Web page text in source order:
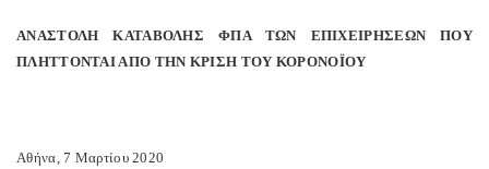
ΑΝΑΣΤΟΛΗ ΚΑΤΑΒΟΛΗΣ ΦΠΑ ΤΩΝ ΕΠΙΧΕΙΡΗΣΕΩΝ ΠΟΥ
ΠΛΗΤΤΟΝΤΑΙ ΑΠΟ ΤΗΝ ΚΡΙΣΗ ΤΟΥ ΚΟΡΟΝΟΪΟΥ
Αθήνα, 7 Μαρτίου 2020